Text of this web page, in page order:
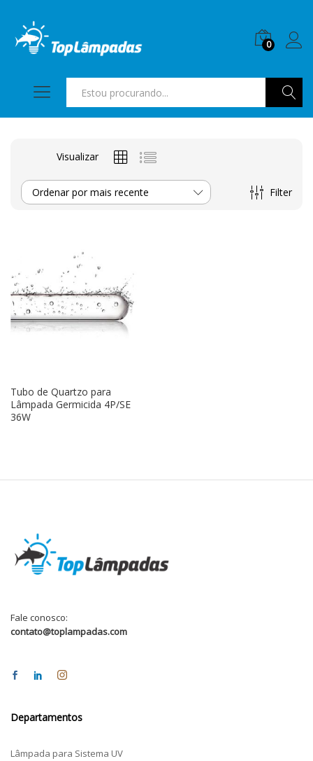
0
Visualizar
Filter
Ordenar por mais recente
Tubo de Quartzo para
Lâmpada Germicida 4P/SE
36W
Fale conosco:
contato@toplampadas.com
Departamentos
Lâmpada para Sistema UV